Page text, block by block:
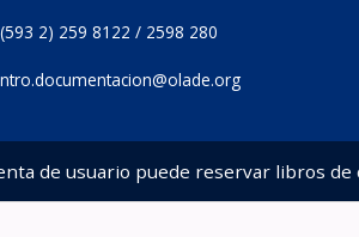
(593 2) 259 8122 / 2598 280
de usuario puede reservar libros